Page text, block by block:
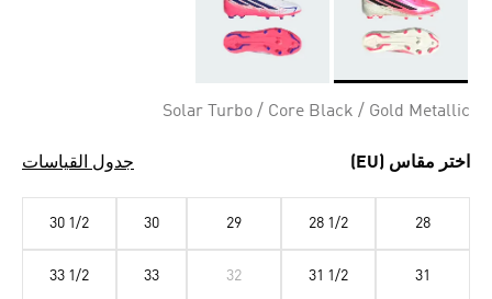
Solar Turbo / Core Black / Gold Metallic
اختر مقاس (EU) جدول القياسات
28
28 1/2
29
30
30 1/2
31
31 1/2
32
33
33 1/2